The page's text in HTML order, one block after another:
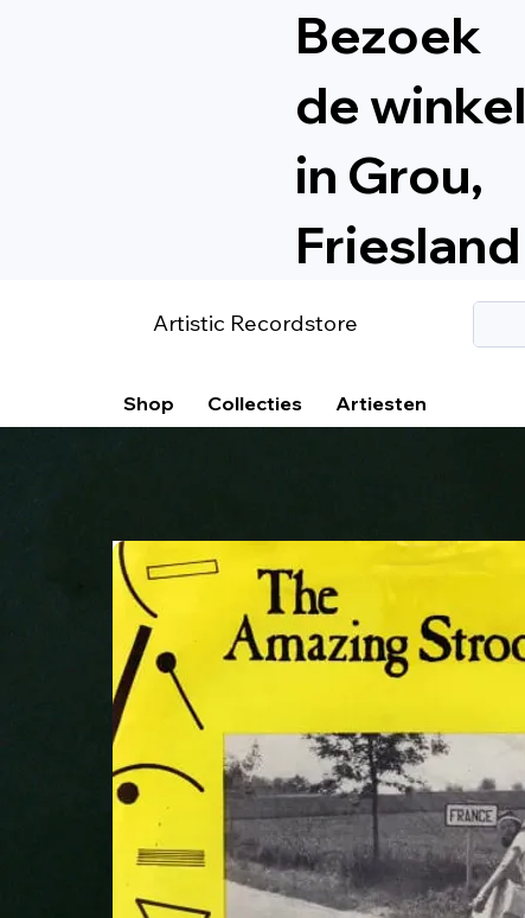
Bezoek
de winkel
in Grou,
Friesland
Artistic Recordstore
Shop Collecties Artiesten